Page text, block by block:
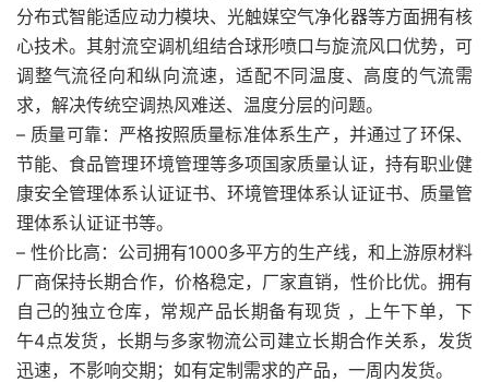
分布式智能适应动力模块、光触媒空气净化器等方面拥有核
心技术。其射流空调机组结合球形喷口与旋流风口优势，可
调整气流径向和纵向流速，适配不同温度、高度的气流需
求，解决传统空调热风难送、温度分层的问题。
– 质量可靠：严格按照质量标准体系生产，并通过了环保、
节能、食品管理环境管理等多项国家质量认证，持有职业健
康安全管理体系认证证书、环境管理体系认证证书、质量管
理体系认证证书等。
– 性价比高：公司拥有1000多平方的生产线，和上游原材料
厂商保持长期合作，价格稳定，厂家直销，性价比优。拥有
自己的独立仓库，常规产品长期备有现货 ，上午下单，下
午4点发货，长期与多家物流公司建立长期合作关系，发货
迅速，不影响交期；如有定制需求的产品，一周内发货。